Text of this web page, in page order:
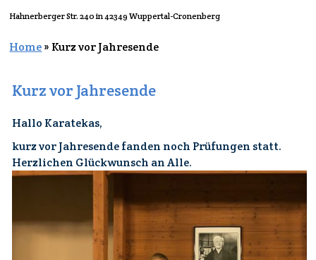
Hahnerberger Str. 240 in 42349 Wuppertal-Cronenberg
Home» Kurz vor Jahresende
Kurz vor Jahresende
Hallo Karatekas,
kurz vor Jahresende fanden noch Prüfungen statt.
Herzlichen Glückwunsch an Alle.